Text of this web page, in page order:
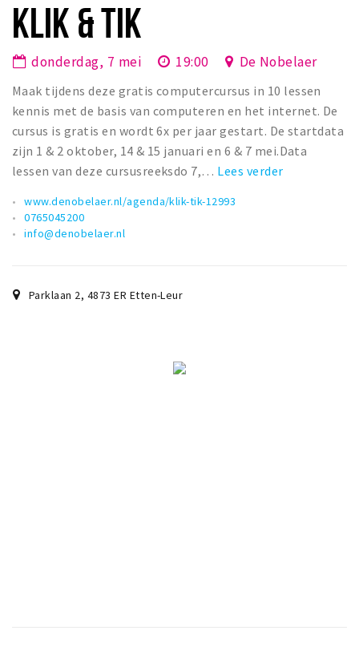
Bezienswaardigheden
Musea, theaters & podia
Uitjes & activiteiten
Toeristische routes
Natuurgebieden
Baroniepoorten
Sport
Andere City Apps
Inloggen
KLIK & TIK
donderdag, 7 mei 19:00 De Nobelaer
Maak tijdens deze gratis computercursus in 10 lessen
kennis met de basis van computeren en het internet. De
cursus is gratis en wordt 6x per jaar gestart. De startdata
zijn 1 & 2 oktober, 14 & 15 januari en 6 & 7 mei.Data
lessen van deze cursusreeksdo 7,… Lees verder
www.denobelaer.nl/agenda/klik-tik-12993
0765045200
info@denobelaer.nl
Parklaan 2, 4873 ER Etten-Leur